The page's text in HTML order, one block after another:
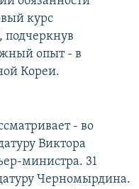
курс
подчеркнув
опыт - в
Кореи.
- во
Виктора
министра. 31
Черномырдина.